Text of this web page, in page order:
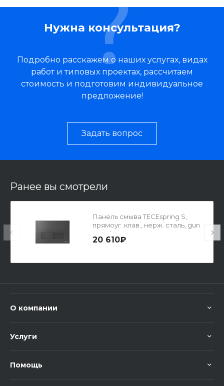
Нужна консультация?
Подробно расскажем о наших услугах, видах
работ и типовых проектах, рассчитаем
стоимость и подготовим индивидуальное
предложение!
Задать вопрос
Ранее вы смотрели
Панель смыва TECEspring S,
прямоуг. клав., нерж. сталь, gun
metal PVD, с покр.против отпеч
20 610₽
О компании
Услуги
Помощь